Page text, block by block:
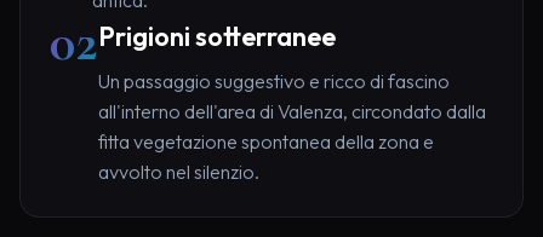
02Prigioni sotterranee
Un passaggio suggestivo e ricco di fascino
all'interno dell'area di Valenza, circondato dalla
fitta vegetazione spontanea della zona e
avvolto nel silenzio.